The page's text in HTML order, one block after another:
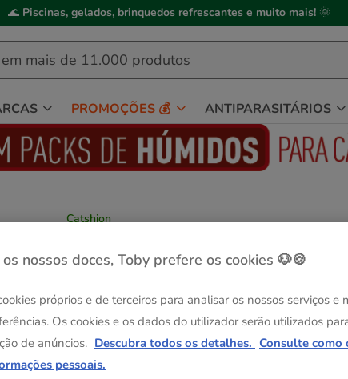
🌊 Piscinas, gelados, brinquedos refrescantes e muito mais! 🌞
PROMOÇÕES 💰 ANTIPARASITÁRIOS
Catshion
gatos
Ver descrição
Medidas:76 x 35 x 37 cm Guia de
76 x 35 x 37 cm
Sem Stock
55.99€
nossos doces, Toby prefere os cookies 🐶🍪
próprios e de terceiros para analisar os nossos serviços e
Os cookies e os dados do utilizador serão utilizados
de anúncios. Descubra todos os detalhes. Consulte como
pessoais.